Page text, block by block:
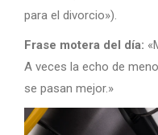
para el divorcio»).
Frase motera del día:
A veces la echo de
se pasan mejor.»